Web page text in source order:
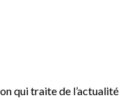
qui traite de l’actualité